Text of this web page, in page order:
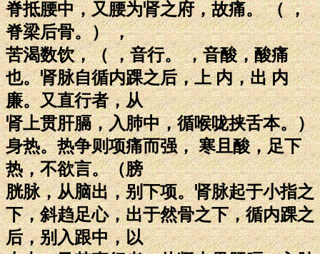
脊抵腰中，又腰为肾之府，故痛。 （ ，
脊梁后骨。） ，
苦渴数饮，（ ，音行。 ，音酸，酸痛
也。肾脉自循内踝之后，上 内，出 内
廉。又直行者，从
肾上贯肝膈，入肺中，循喉咙挟舌本。）
身热。热争则项痛而强， 寒且酸，足下
热，不欲言。（膀
胱脉，从脑出，别下项。肾脉起于小指之
下，斜趋足心，出于然骨之下，循内踝之
后，别入跟中，以